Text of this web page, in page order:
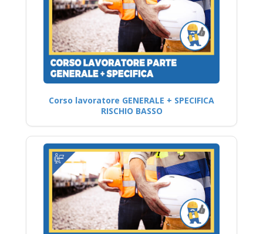
Corso lavoratore GENERALE + SPECIFICA
RISCHIO BASSO